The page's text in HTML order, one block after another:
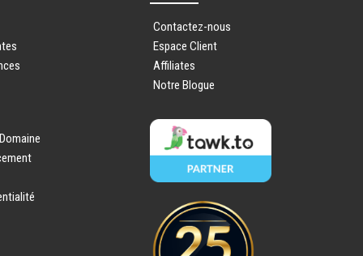
Contactez-nous
Espace Client
Affiliates
Notre Blogue